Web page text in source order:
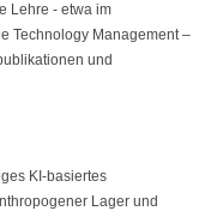
Lehre - etwa im
Technology Management –
und
KI-basiertes
Lager und